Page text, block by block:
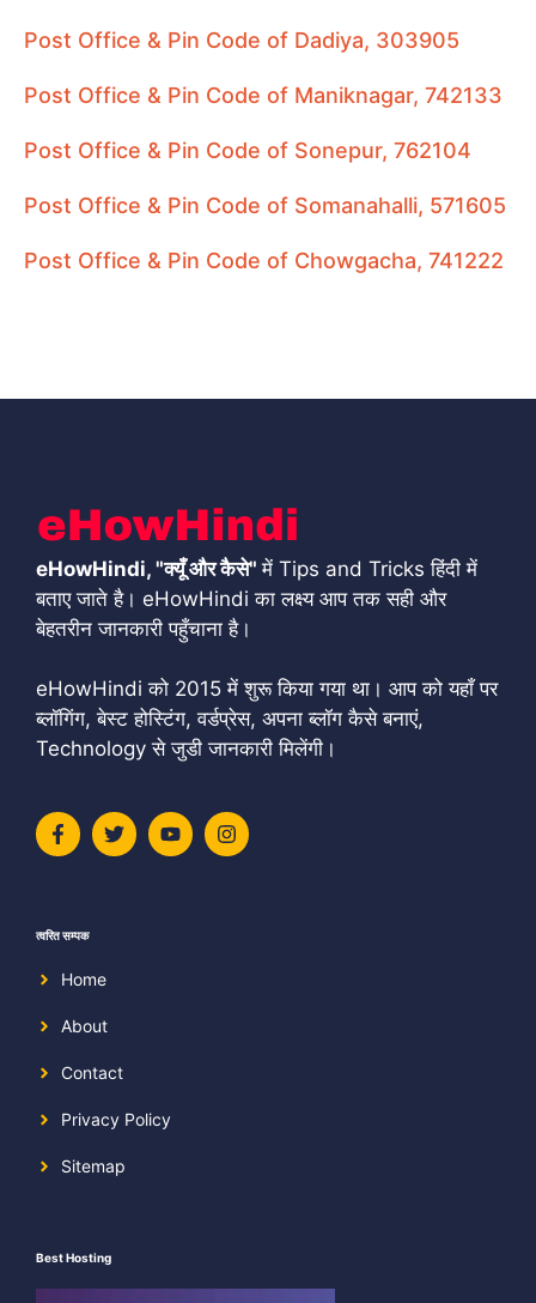
Post Office & Pin Code of Dadiya, 303905
Post Office & Pin Code of Maniknagar, 742133
Post Office & Pin Code of Sonepur, 762104
Post Office & Pin Code of Somanahalli, 571605
Post Office & Pin Code of Chowgacha, 741222
eHowHindi, "क्यूँ और कैसे"में Tips and Tricks हिंदी में
बताए जाते है। eHowHindi का लक्ष्य आप तक सही और
बेहतरीन जानकारी पहुँचाना है।
eHowHindi को 2015 में शुरू किया गया था। आप को यहाँ पर
ब्लॉगिंग, बेस्ट होस्टिंग, वर्डप्रेस, अपना ब्लॉग कैसे बनाएं,
Technology से जुडी जानकारी मिलेंगी।
त्वरित सम्पक
Home
About
Contact
Privacy Policy
Sitemap
Best Hosting